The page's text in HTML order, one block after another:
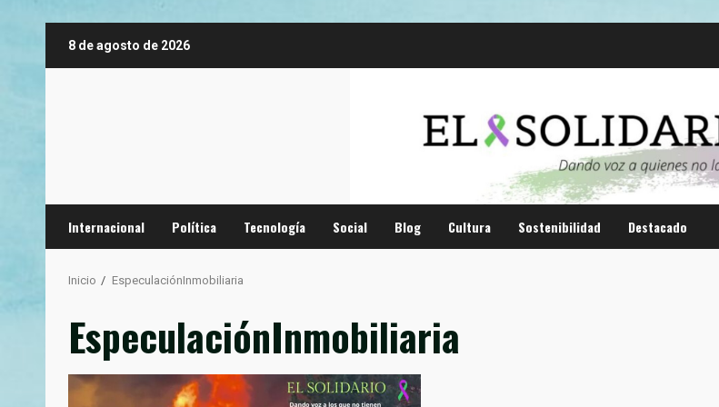
8 de agosto de 2026
Internacional Política Tecnología Social Blog Cultura Sostenibilidad Destacado
Inicio EspeculaciónInmobiliaria
EspeculaciónInmobiliaria